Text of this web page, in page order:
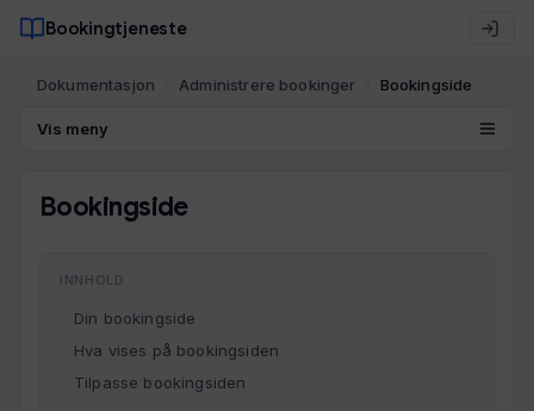
Bookingtjeneste
Dokumentasjon Administrere bookinger Bookingside
Vis meny
Bookingside
INNHOLD
Din bookingside
Hva vises på bookingsiden
Tilpasse bookingsiden